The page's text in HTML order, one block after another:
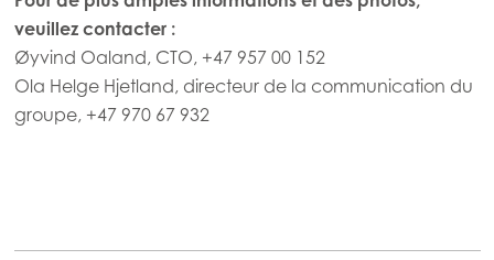
veuillez contacter :
Øyvind Oaland, CTO, +47 957 00 152
Ola Helge Hjetland, directeur de la communication du
groupe, +47 970 67 932